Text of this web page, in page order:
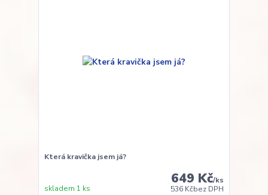
Která kravička jsem já?
649 Kč/ks
536 Kčbez DPH
skladem 1 ks